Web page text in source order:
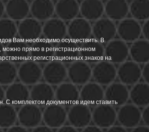
Вам необходимо осуществить. В
прямо в регистрационном
регистрационных знаков на
С комплектом документов идем ставить